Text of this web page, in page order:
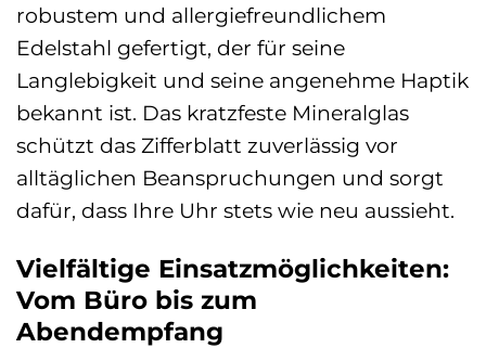
robustem und allergiefreundlichem
Edelstahl gefertigt, der für seine
Langlebigkeit und seine angenehme Haptik
bekannt ist. Das kratzfeste Mineralglas
schützt das Zifferblatt zuverlässig vor
alltäglichen Beanspruchungen und sorgt
dafür, dass Ihre Uhr stets wie neu aussieht.
Vielfältige Einsatzmöglichkeiten:
Vom Büro bis zum
Abendempfang